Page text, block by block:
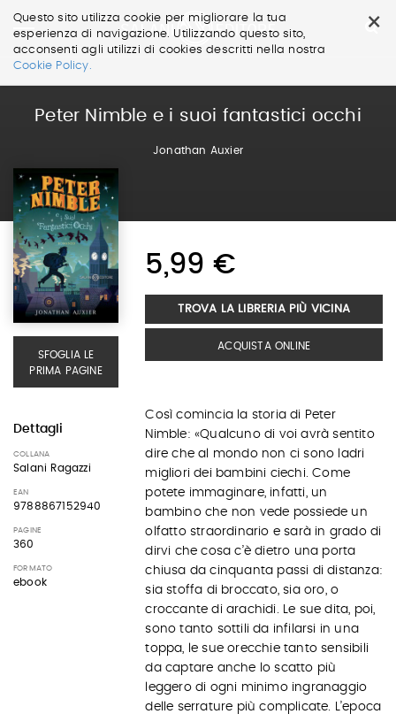
×
Questo sito utilizza cookie per migliorare la tua
esperienza di navigazione. Utilizzando questo sito,
acconsenti agli utilizzi di cookies descritti nella nostra
Cookie Policy.
Salta
SaltaPeter Nimble e i suoi fantastici occhi
Jonathan Auxier
SFOGLIA LE
PRIMA PAGINE
Dettagli
COLLANA
Salani Ragazzi
EAN
9788867152940
PAGINE
360
FORMATO
ebook
5,99 €
TROVA LA LIBRERIA PIÙ VICINA
ACQUISTA ONLINE
Così comincia la storia di Peter
Nimble: «Qualcuno di voi avrà sentito
dire che al mondo non ci sono ladri
migliori dei bambini ciechi. Come
potete immaginare, infatti, un
bambino che non vede possiede un
olfatto straordinario e sarà in grado di
dirvi che cosa c’è dietro una porta
chiusa da cinquanta passi di distanza:
sia stoffa di broccato, sia oro, o
croccante di arachidi. Le sue dita, poi,
sono tanto sottili da infilarsi in una
toppa, le sue orecchie tanto sensibili
da captare anche lo scatto più
leggero di ogni minimo ingranaggio
delle serrature più complicate. L’epoca